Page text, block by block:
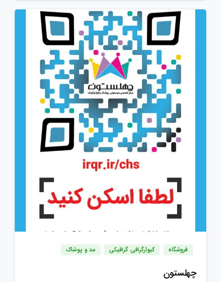
فروشگاه کیوآرگرافی گرافیکی مد و پوشاک
چهلستون